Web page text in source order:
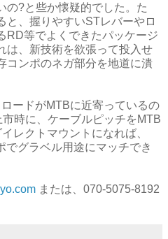
の?と些か懐疑的でした。た
と、握りやすいSTレバーやロ
RD等でよくできたパッケージ
は、新技術を欲張って投入せ
コンポのネガ部分を地道に潰
ードがMTBに近寄っているの
時に、ケーブルピッチをMTB
レクトマウントになれば、
でグラベル用途にマッチでき
または、070-5075-8192